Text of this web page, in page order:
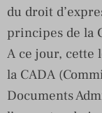
du droit
principes de la
A ce jour, cette
la CADA
Documents